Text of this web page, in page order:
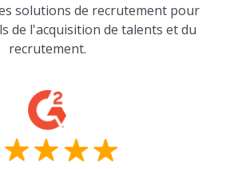
solutions de recrutement pour
de l'acquisition de talents et du
recrutement.